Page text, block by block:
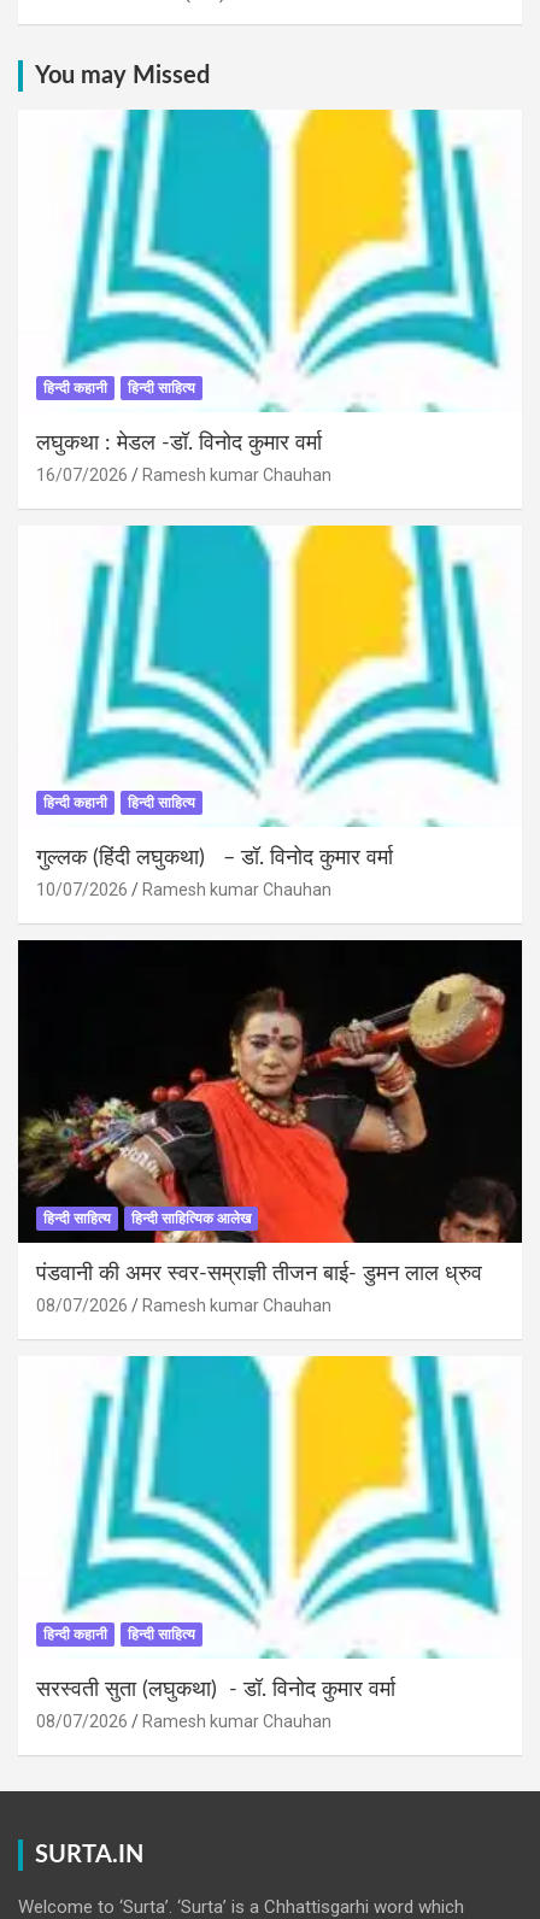
You may Missed
हिन्दी कहानी हिन्दी साहित्य
लघुकथा : मेडल -डॉ. विनोद कुमार वर्मा
16/07/2026 Ramesh kumar Chauhan
हिन्दी कहानी हिन्दी साहित्य
गुल्लक (हिंदी लघुकथा) – डॉ. विनोद कुमार वर्मा
10/07/2026 Ramesh kumar Chauhan
हिन्दी साहित्य हिन्दी साहित्यिक आलेख
पंडवानी की अमर स्वर-सम्राज्ञी तीजन बाई- डुमन लाल ध्रुव
08/07/2026 Ramesh kumar Chauhan
हिन्दी कहानी हिन्दी साहित्य
सरस्वती सुता (लघुकथा) ​- डॉ. विनोद कुमार वर्मा
08/07/2026 Ramesh kumar Chauhan
SURTA.IN
Welcome to ‘Surta’. ‘Surta’ is a Chhattisgarhi word which